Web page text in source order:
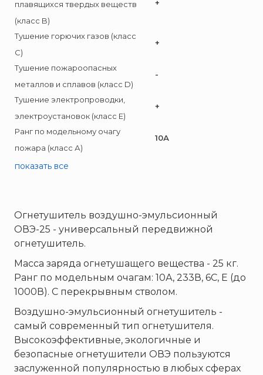
Магнито-Контакт
МИГ
Минипожарный
Неизвестный производитель
Пожнанотех
Полисервис
Прибор
Ратоборец
Русинтэк
Сalisia Vulcan
Сибирский Арсенал
Спектрон НПО
Спецавтоматика
Специнформатика-СИ
Спецприбор
СПИ
ТЕМПЕРО
плавящихся твердых веществ
(класс B)
+
Тушение горючих газов (класс
C)
+
Тушение пожароопасных
металлов и сплавов (класс D)
-
Тушение электропроводки,
электроустановок (класс E)
+
Ранг по модельному очагу
пожара (класс А)
10А
показать все
Огнетушитель воздушно-эмульсионный
ОВЭ-25 - универсальный передвижной
огнетушитель.
Масса заряда огнетушащего вещества - 25 кг.
Ранг по модельным очагам: 10А, 233В, 6С, Е (до
1000В). С перекрывным стволом.
Воздушно-эмульсионный огнетушитель -
самый современный тип огнетушителя.
Высокоэффективные, экологичные и
безопасные огнетушители ОВЭ пользуются
заслуженной популярностью в любых сферах